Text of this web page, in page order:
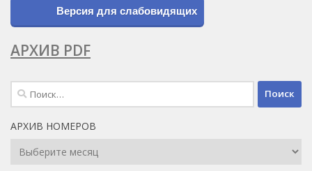
Версия для слабовидящих
АРХИВ PDF
Найти:
АРХИВ НОМЕРОВ
Архив
Номеров